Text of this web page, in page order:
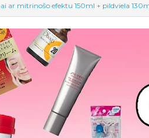
ar mitrinošo efektu 150ml + pildviela